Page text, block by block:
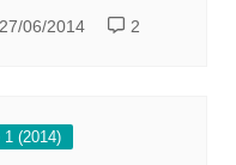
27/06/2014 2
1 (2014)